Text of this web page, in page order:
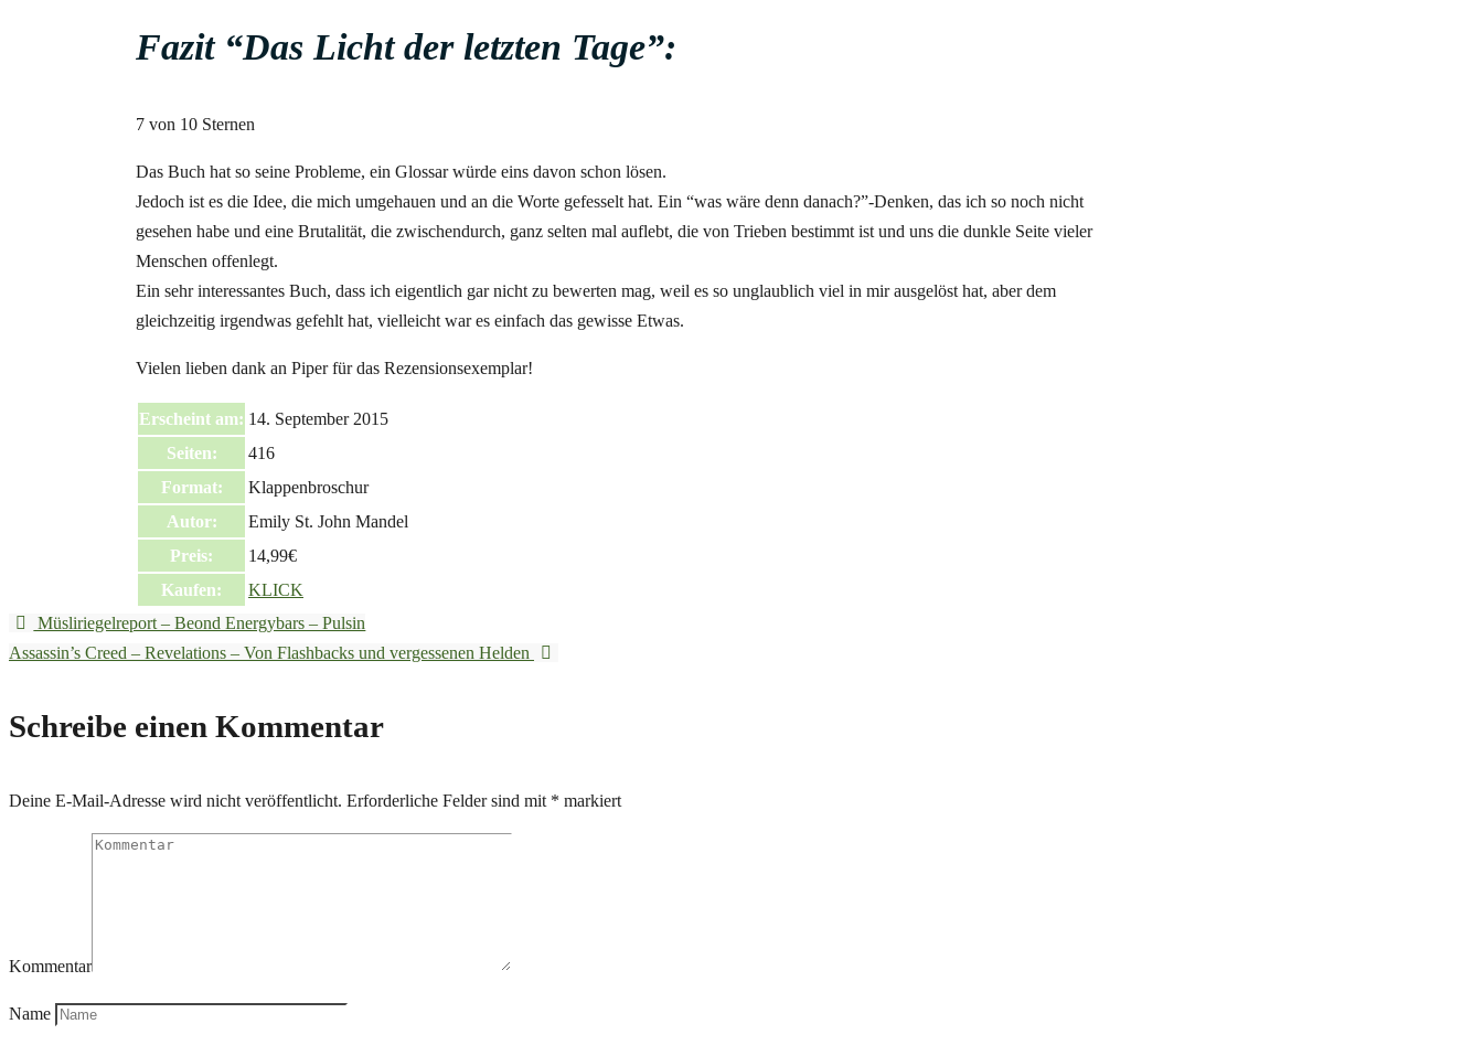
Fazit “Das Licht der letzten Tage”:
7 von 10 Sternen
Das Buch hat so seine Probleme, ein Glossar würde eins davon schon lösen.
Jedoch ist es die Idee, die mich umgehauen und an die Worte gefesselt hat. Ein “was wäre denn danach?”-Denken, das ich so noch nicht
gesehen habe und eine Brutalität, die zwischendurch, ganz selten mal auflebt, die von Trieben bestimmt ist und uns die dunkle Seite vieler
Menschen offenlegt.
Ein sehr interessantes Buch, dass ich eigentlich gar nicht zu bewerten mag, weil es so unglaublich viel in mir ausgelöst hat, aber dem
gleichzeitig irgendwas gefehlt hat, vielleicht war es einfach das gewisse Etwas.
Vielen lieben dank an Piper für das Rezensionsexemplar!
Erscheint am: 14. September 2015
Seiten:
416
Format:
Klappenbroschur
Autor:
Emily St. John Mandel
Preis:
14,99€
Kaufen:
KLICK
Müsliriegelreport – Beond Energybars – Pulsin
Assassin’s Creed – Revelations – Von Flashbacks und vergessenen Helden
Schreibe einen Kommentar
Deine E-Mail-Adresse wird nicht veröffentlicht. Erforderliche Felder sind mit * markiert
Kommentar
Name